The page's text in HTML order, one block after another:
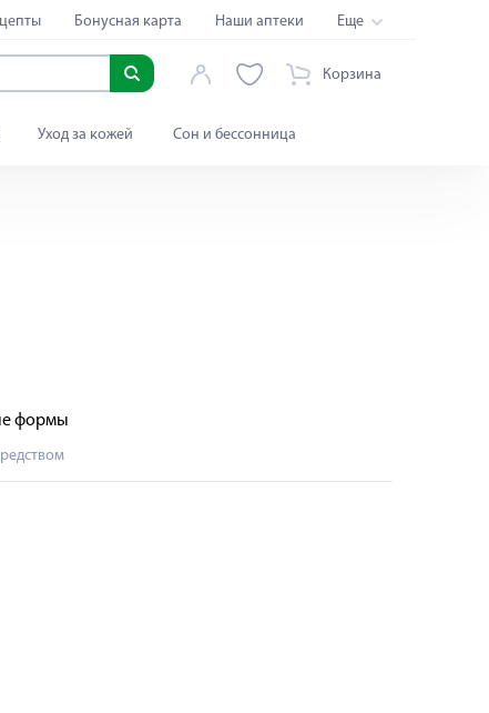
Бонусная карта Наши аптеки Еще
Корзина
Уход за кожей Сон и бессонница
формы